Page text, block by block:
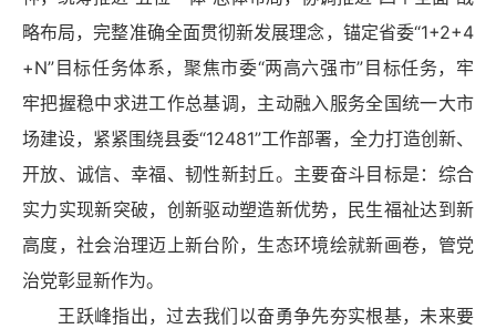
略布局，完整准确全面贯彻新发展理念，锚定省委“1+2+4
+N”目标任务体系，聚焦市委“两高六强市”目标任务，牢
牢把握稳中求进工作总基调，主动融入服务全国统一大市
场建设，紧紧围绕县委“12481”工作部署，全力打造创新、
开放、诚信、幸福、韧性新封丘。主要奋斗目标是：综合
实力实现新突破，创新驱动塑造新优势，民生福祉达到新
高度，社会治理迈上新台阶，生态环境绘就新画卷，管党
治党彰显新作为。
王跃峰指出，过去我们以奋勇争先夯实根基，未来要